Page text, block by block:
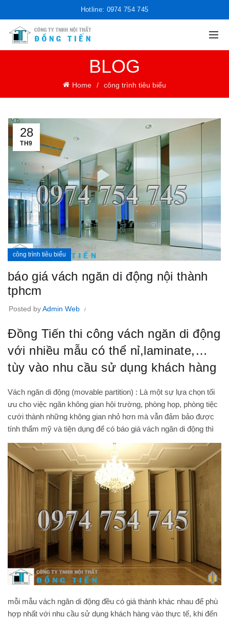
Hotline: 0974 754 745
BLOG
Home công trình tiêu biểu
28
TH9
công trình tiêu biểu
báo giá vách ngăn di động nội thành
tphcm
Posted byAdmin Web
Đồng Tiến thi công vách ngăn di động
với nhiều mẫu có thể nỉ,laminate,…
tùy vào nhu cầu sử dụng khách hàng
Vách ngăn di động (movable partition) : Là một sự lựa chọn tối
ưu cho việc ngăn không gian hội trường, phòng họp, phòng tiệc
cưới thành những không gian nhỏ hơn mà vẫn đảm bảo được
tính thẩm mỹ và tiện dụng để có báo giá vách ngăn di động thì
mỗi mẫu vách ngăn di động đều có giá thành khác nhau để phù
hợp nhất với nhu cầu sử dụng khách hàng vào thực tế, khi đến